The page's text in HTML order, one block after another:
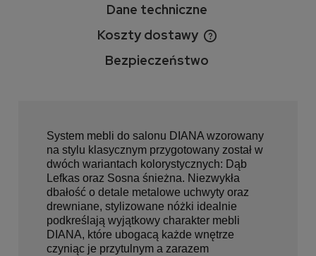
Dane techniczne
Koszty dostawy
Cena nie zawiera ewentualnych kosztów płatności
Bezpieczeństwo
System mebli do salonu DIANA wzorowany
na stylu klasycznym przygotowany został w
dwóch wariantach kolorystycznych: Dąb
Lefkas oraz Sosna śnieżna. Niezwykła
dbałość o detale metalowe uchwyty oraz
drewniane, stylizowane nóżki idealnie
podkreślają wyjątkowy charakter mebli
DIANA, które ubogacą każde wnętrze
czyniąc je przytulnym a zarazem